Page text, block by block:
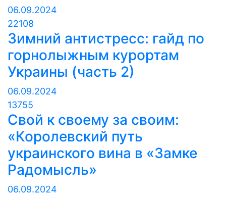
06.09.2024
22108
Зимний антистресс: гайд по
горнолыжным курортам
Украины (часть 2)
06.09.2024
13755
Свой к своему за своим:
«Королевский путь
украинского вина в «Замке
Радомысль»
06.09.2024